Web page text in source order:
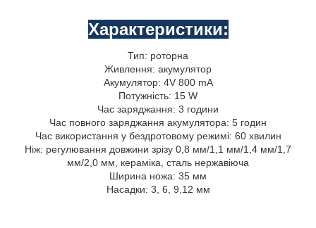
Характеристики:
Тип: роторна
Живлення: акумулятор
Акумулятор: 4V 800 mA
Потужність: 15 W
Час заряджання: 3 години
Час повного заряджання акумулятора: 5 годин
Час використання у бездротовому режимі: 60 хвилин
Ніж: регулювання довжини зрізу 0,8 мм/1,1 мм/1,4 мм/1,7
мм/2,0 мм, кераміка, сталь нержавіюча
Ширина ножа: 35 мм
Насадки: 3, 6, 9,12 мм